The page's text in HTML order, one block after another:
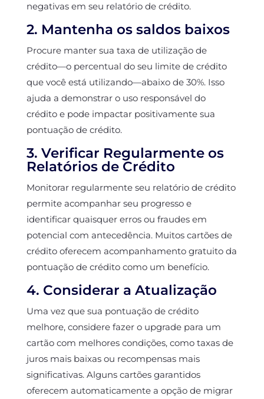
negativas em seu relatório de crédito.
2. Mantenha os saldos baixos
Procure manter sua taxa de utilização de
crédito—o percentual do seu limite de crédito
que você está utilizando—abaixo de 30%. Isso
ajuda a demonstrar o uso responsável do
crédito e pode impactar positivamente sua
pontuação de crédito.
3. Verificar Regularmente os
Relatórios de Crédito
Monitorar regularmente seu relatório de crédito
permite acompanhar seu progresso e
identificar quaisquer erros ou fraudes em
potencial com antecedência. Muitos cartões de
crédito oferecem acompanhamento gratuito da
pontuação de crédito como um benefício.
4. Considerar a Atualização
Uma vez que sua pontuação de crédito
melhore, considere fazer o upgrade para um
cartão com melhores condições, como taxas de
juros mais baixas ou recompensas mais
significativas. Alguns cartões garantidos
oferecem automaticamente a opção de migrar